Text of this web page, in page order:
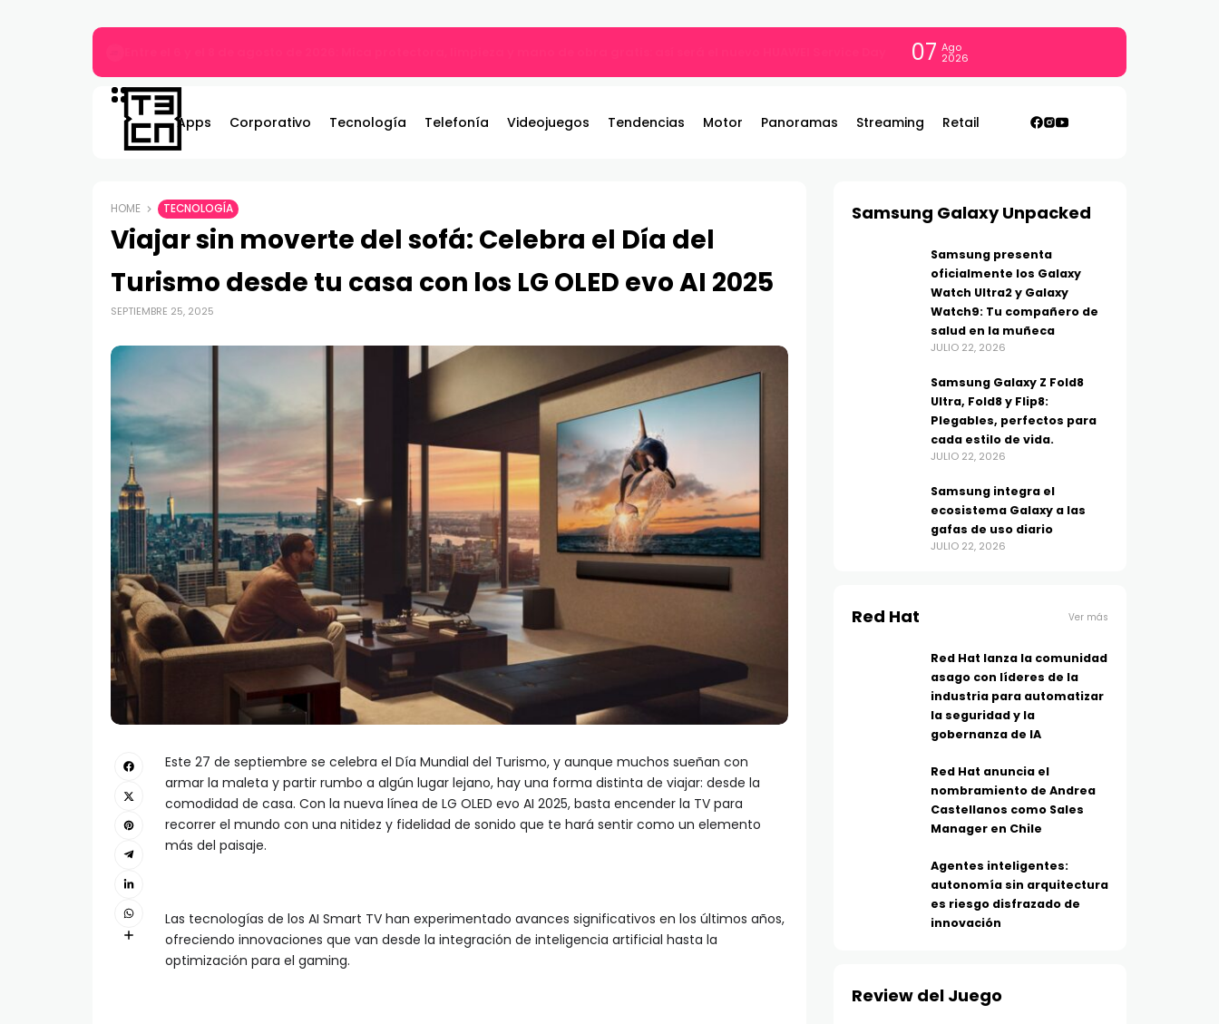
07 Ago
2026
Apps Corporativo Tecnología Telefonía Videojuegos Tendencias Motor Panoramas Streaming Retail
HOME TECNOLOGÍA
Viajar sin moverte del sofá: Celebra el Día del
Turismo desde tu casa con los LG OLED evo AI 2025
SEPTIEMBRE 25, 2025
Este 27 de septiembre se celebra el Día Mundial del Turismo, y aunque muchos sueñan con
armar la maleta y partir rumbo a algún lugar lejano, hay una forma distinta de viajar: desde la
comodidad de casa. Con la nueva línea de LG OLED evo AI 2025, basta encender la TV para
recorrer el mundo con una nitidez y fidelidad de sonido que te hará sentir como un elemento
más del paisaje.
Las tecnologías de los AI Smart TV han experimentado avances significativos en los últimos años,
ofreciendo innovaciones que van desde la integración de inteligencia artificial hasta la
optimización para el gaming.
Samsung Galaxy Unpacked
Samsung presenta
oficialmente los Galaxy
Watch Ultra2 y Galaxy
Watch9: Tu compañero de
salud en la muñeca
JULIO 22, 2026
Samsung Galaxy Z Fold8
Ultra, Fold8 y Flip8:
Plegables, perfectos para
cada estilo de vida.
JULIO 22, 2026
Samsung integra el
ecosistema Galaxy a las
gafas de uso diario
JULIO 22, 2026
Red Hat Ver más
Red Hat lanza la comunidad
asago con líderes de la
industria para automatizar
la seguridad y la
gobernanza de IA
Red Hat anuncia el
nombramiento de Andrea
Castellanos como Sales
Manager en Chile
Agentes inteligentes:
autonomía sin arquitectura
es riesgo disfrazado de
innovación
Review del Juego